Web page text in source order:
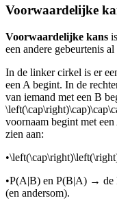
Voorwaardelijke
Voorwaardelijke kans
een andere gebeurtenis
In de linker cirkel is er
een A begint. In de
van iemand met een B
voornaam begint met
zien aan:
•
•P(A|B) en P(B|A) → de
(en andersom).